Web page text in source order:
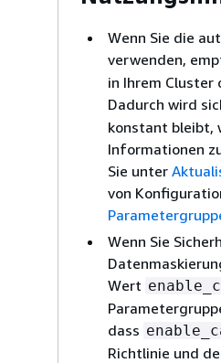
Wenn Sie die
verwenden,
in Ihrem
Dadurch wird
konstant bleibt,
Informationen
Sie unter
von
Wenn Sie
Wert
dass
Richtlinie und